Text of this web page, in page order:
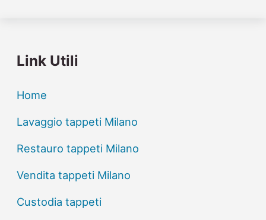
Link Utili
Home
Lavaggio tappeti Milano
Restauro tappeti Milano
Vendita tappeti Milano
Custodia tappeti